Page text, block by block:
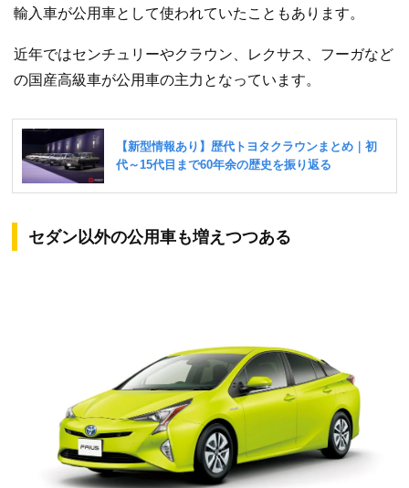
輸入車が公用車として使われていたこともあります。
近年ではセンチュリーやクラウン、レクサス、フーガなど
の国産高級車が公用車の主力となっています。
セダン以外の公用車も増えつつある